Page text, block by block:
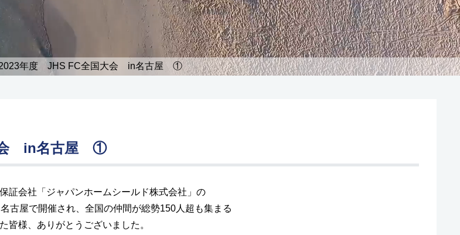
年度 JHS FC全国大会 in名古屋 ①
会 in名古屋 ①
証会社「ジャパンホームシールド株式会社」の
屋で開催され、全国の仲間が総勢150人超も集まる
様、ありがとうございました。